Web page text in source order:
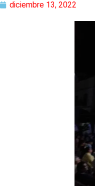
diciembre 13, 2022